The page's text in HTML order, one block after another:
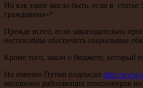
Но как такое могло быть, если в
гражданина»?
Прежде всего, если законодательно
неспособны обеспечить социальные
Кроме того, закон о бюджете, который
Но именно Путин подписал http://
миллионы работающих пенсионеров